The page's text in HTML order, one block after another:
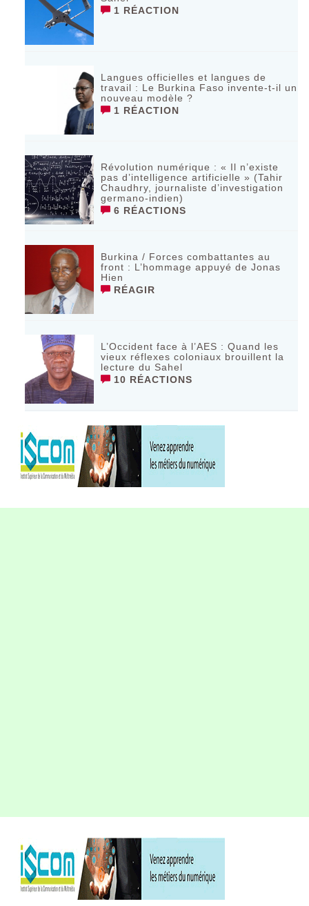
1 RÉACTION
Langues officielles et langues de
travail : Le Burkina Faso invente-t-il un
nouveau modèle ?
1 RÉACTION
Révolution numérique : « Il n’existe
pas d’intelligence artificielle » (Tahir
Chaudhry, journaliste d’investigation
germano-indien)
6 RÉACTIONS
Burkina / Forces combattantes au
front : L’hommage appuyé de Jonas
Hien
RÉAGIR
L’Occident face à l’AES : Quand les
vieux réflexes coloniaux brouillent la
lecture du Sahel
10 RÉACTIONS